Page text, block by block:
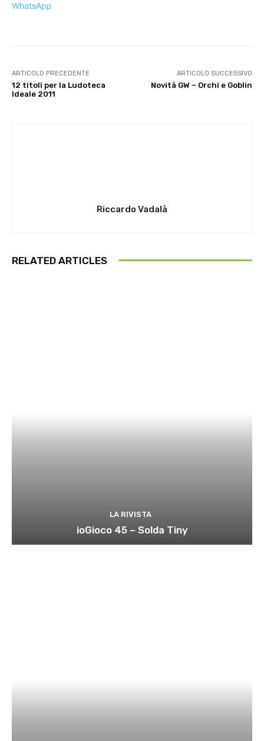
WhatsApp
ARTICOLO PRECEDENTE
12 titoli per la Ludoteca
Ideale 2011
ARTICOLO SUCCESSIVO
Novità GW – Orchi e Goblin
Riccardo Vadalà
RELATED ARTICLES
LA RIVISTA
ioGioco 45 – Solda Tiny